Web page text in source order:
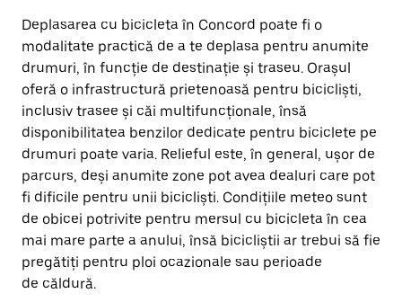
Deplasarea cu bicicleta în Concord poate fi o
modalitate practică de a te deplasa pentru anumite
drumuri, în funcție de destinație și traseu. Orașul
oferă o infrastructură prietenoasă pentru bicicliști,
inclusiv trasee și căi multifuncționale, însă
disponibilitatea benzilor dedicate pentru biciclete pe
drumuri poate varia. Relieful este, în general, ușor de
parcurs, deși anumite zone pot avea dealuri care pot
fi dificile pentru unii bicicliști. Condițiile meteo sunt
de obicei potrivite pentru mersul cu bicicleta în cea
mai mare parte a anului, însă bicicliștii ar trebui să fie
pregătiți pentru ploi ocazionale sau perioade
de căldură.